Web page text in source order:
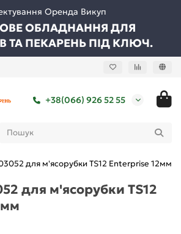
Оренда Викуп
ОБЛАДНАННЯ ДЛЯ
ТА ПЕКАРЕНЬ ПІД КЛЮЧ.
+38(066) 926 52 55
для м'ясорубки TS12 Enterprise 12мм
для м'ясорубки TS12